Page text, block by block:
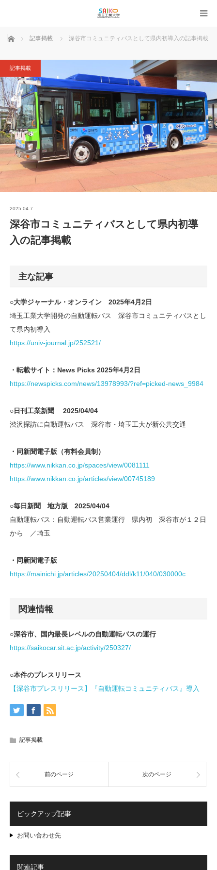
ホーム 記事掲載 深谷市コミュニティバスとして県内初導入の記事掲載
記事掲載
2025.04.7
深谷市コミュニティバスとして県内初導
入の記事掲載
主な記事
○大学ジャーナル・オンライン 2025年4月2日
埼玉工業大学開発の自動運転バス 深谷市コミュニティバスとし
て県内初導入
https://univ-journal.jp/252521/
・転載サイト：News Picks 2025年4月2日
https://newspicks.com/news/13978993/?ref=picked-news_9984
○日刊工業新聞 2025/04/04
渋沢探訪に自動運転バス 深谷市・埼玉工大が新公共交通
・同新聞電子版（有料会員制）
https://www.nikkan.co.jp/spaces/view/0081111
https://www.nikkan.co.jp/articles/view/00745189
○毎日新聞 地方版 2025/04/04
自動運転バス：自動運転バス営業運行 県内初 深谷市が１２日
から ／埼玉
・同新聞電子版
https://mainichi.jp/articles/20250404/ddl/k11/040/030000c
関連情報
○深谷市、国内最長レベルの自動運転バスの運行
https://saikocar.sit.ac.jp/activity/250327/
○本件のプレスリリース
【深谷市プレスリリース】『自動運転コミュニティバス』導入
記事掲載
前のページ 次のページ
ピックアップ記事
お問い合わせ先
関連記事